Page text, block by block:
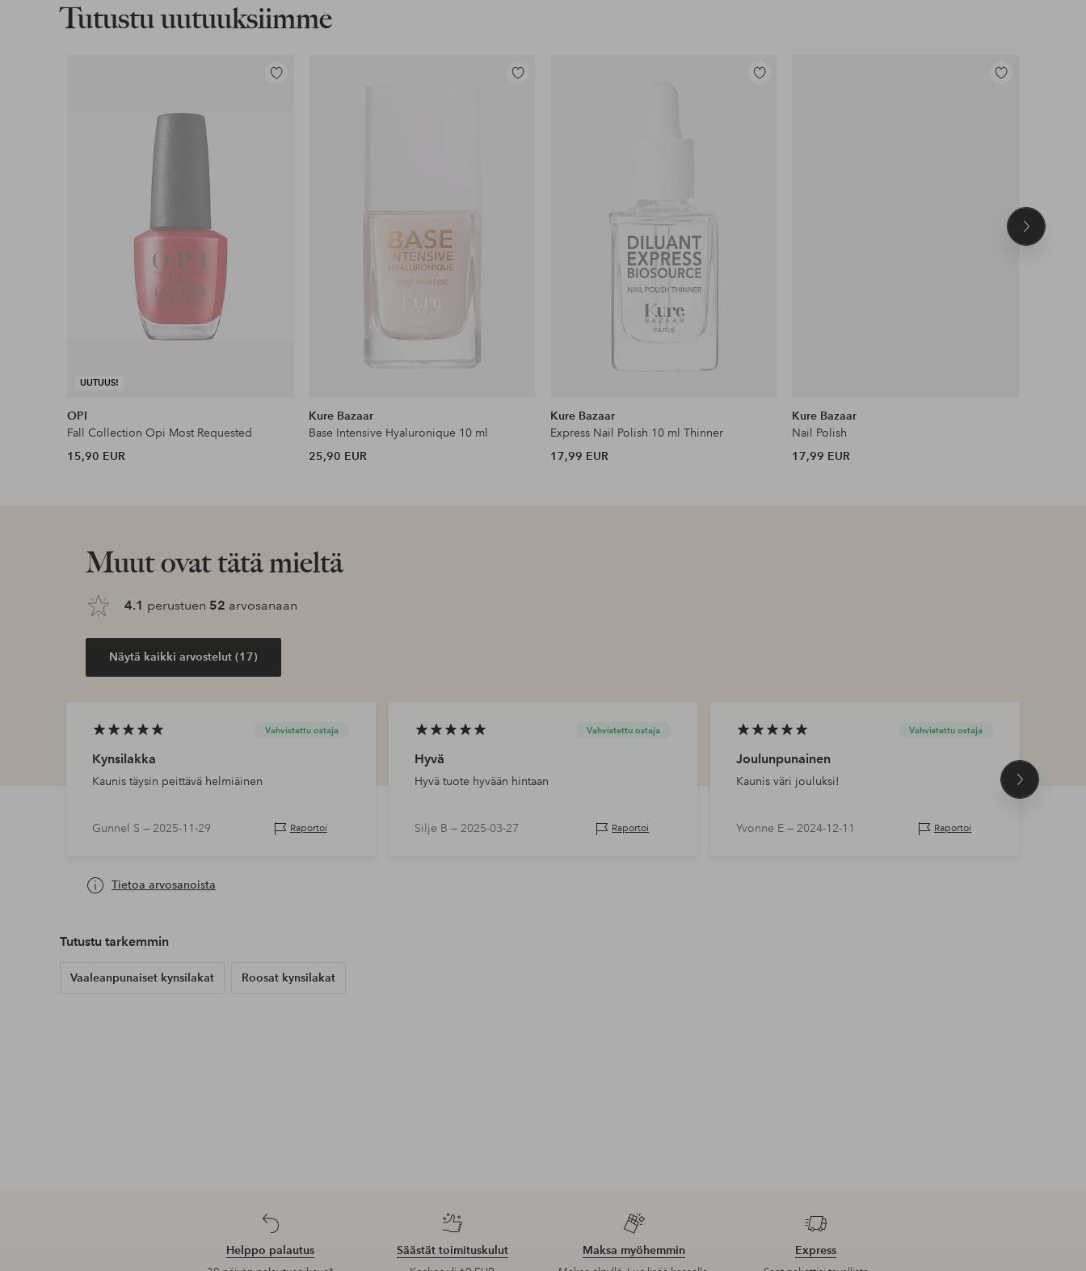
Tutustu uutuuksiimme
UUTUUS!
Lisää
OPI
Fall Collection Opi Most Requested
15,90 EUR
Lisää
Kure Bazaar
Base Intensive Hyaluronique 10 ml
25,90 EUR
Lisää
Kure Bazaar
Express Nail Polish 10 ml Thinner
17,99 EUR
Lisää
Kure Bazaar
Nail Polish
17,99 EUR
Seuraava
Muut ovat tätä mieltä
4.1 perustuen 52 arvosanaan
Näytä kaikki arvostelut (17)
Vahvistettu ostaja
Kynsilakka
Kaunis täysin peittävä helmiäinen
Gunnel S — 2025-11-29 Raportoi
Vahvistettu ostaja
Hyvä
Hyvä tuote hyvään hintaan
Silje B — 2025-03-27 Raportoi
Vahvistettu ostaja
Joulunpunainen
Kaunis väri jouluksi!
Yvonne E —2024-12-11 Raportoi
Seuraava
Tietoa arvosanoista
Tutustu tarkemmin
Vaaleanpunaiset kynsilakat Roosat kynsilakat
Helppo palautus Säästät toimituskulut Maksa myöhemmin Express